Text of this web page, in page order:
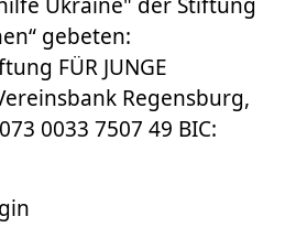
gebeten:
FÜR JUNGE
Regensburg,
0033 7507 49 BIC: